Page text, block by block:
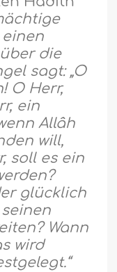
die
sagt: „O
O Herr,
ein
Allâh
will,
soll es ein
glücklich
seinen
Wann
wird